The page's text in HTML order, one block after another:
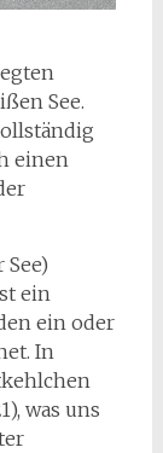
See.
einen
ein
ein oder
In
was uns